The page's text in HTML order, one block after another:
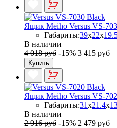
Ящик Meiho Versus VS-
Габариты:39x22x
В наличии
4 018 руб -15% 3 415 руб
Купить
Ящик Meiho Versus VS-
Габариты:31x21.4x
В наличии
2 916 руб -15% 2 479 руб